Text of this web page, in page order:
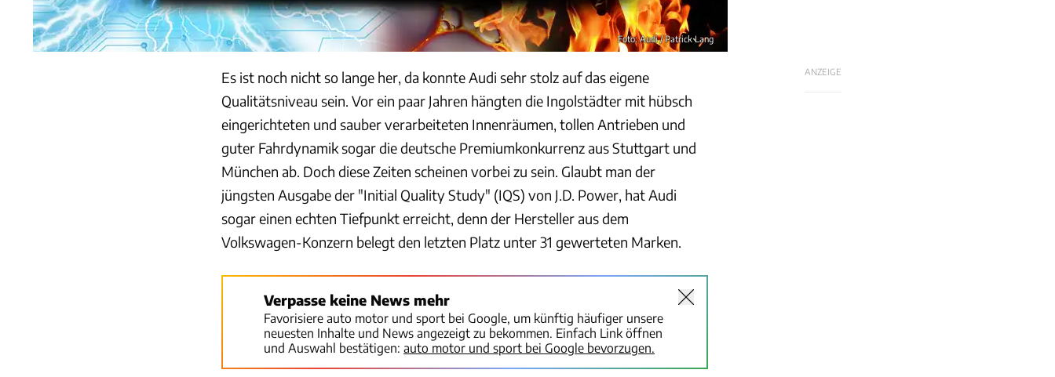
Foto: Audi / Patrick Lang
ANZEIGE
Es ist noch nicht so lange her, da konnte Audi sehr stolz auf das eigene
Qualitätsniveau sein. Vor ein paar Jahren hängten die Ingolstädter mit hübsch
eingerichteten und sauber verarbeiteten Innenräumen, tollen Antrieben und
guter Fahrdynamik sogar die deutsche Premiumkonkurrenz aus Stuttgart und
München ab. Doch diese Zeiten scheinen vorbei zu sein. Glaubt man der
jüngsten Ausgabe der "Initial Quality Study" (IQS) von J.D. Power, hat Audi
sogar einen echten Tiefpunkt erreicht, denn der Hersteller aus dem
Volkswagen-Konzern belegt den letzten Platz unter 31 gewerteten Marken.
Verpasse keine News mehr
Favorisiere auto motor und sport bei Google, um künftig häufiger unsere
neuesten Inhalte und News angezeigt zu bekommen. Einfach Link öffnen
und Auswahl bestätigen: auto motor und sport bei Google bevorzugen.